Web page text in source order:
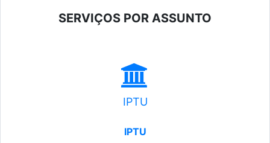
SERVIÇOS POR ASSUNTO
IPTU
IPTU